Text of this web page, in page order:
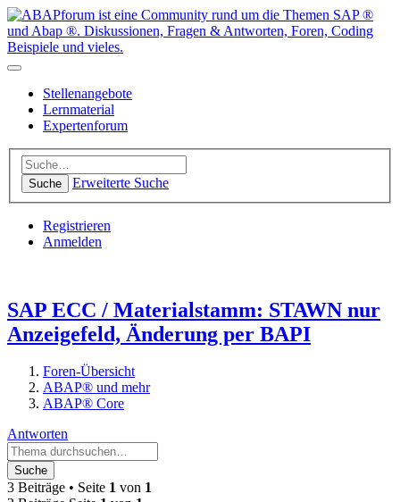
Stellenangebote
Lernmaterial
Expertenforum
Suche Erweiterte Suche
Registrieren
Anmelden
SAP ECC / Materialstamm: STAWN nur
Anzeigefeld, Änderung per BAPI
Foren-Übersicht
ABAP® und mehr
ABAP® Core
Antworten
Suche
3 Beiträge • Seite 1 von 1